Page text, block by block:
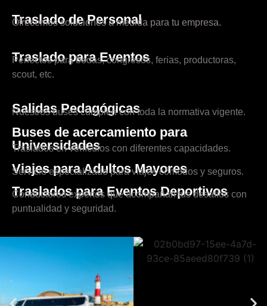
Traslado de Personal
Ofrecemos soluciones a medida para tu empresa.
Traslado para Eventos
Perfectos para bodas, congresos, ferias, productoras,
scout, etc.
Salidas Pedagógicas
Nuestros buses cumplen con toda la normativa vigente.
Buses de acercamiento para
Universidades
Traslados en vehículos con diferentes capacidades.
Viajes para Adultos Mayores
Servicio especializado para viajes cómodos y seguros.
Traslados para Eventos Deportivos
Conductores expertos que acompañan tus desafíos con
puntualidad y seguridad.